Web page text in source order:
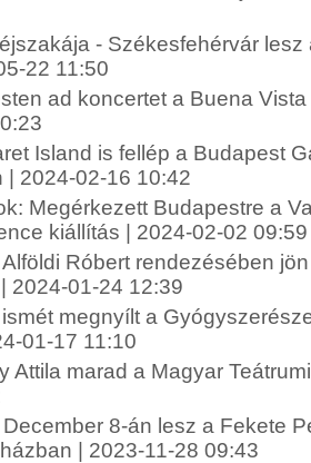
- Székesfehérvár
22 11:50
ad koncertet a Buena
Island is fellép a Budapest
| 2024-02-16 10:42
Megérkezett Budapestre a
kiállítás | 2024-02-02 09:59
Róbert rendezésében
2024-01-24 12:39
megnyílt a
01-17 11:10
Attila marad a Magyar
8-án lesz a Fekete
| 2023-11-28 09:43